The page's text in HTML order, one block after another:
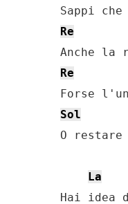
Re
Re
Sol
O restarе
La